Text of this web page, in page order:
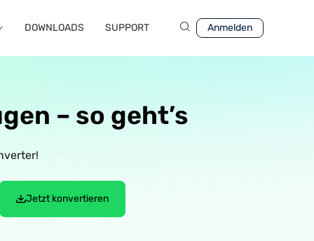
DOWNLOADS SUPPORT Anmelden
– so geht’s
Jetzt konvertieren